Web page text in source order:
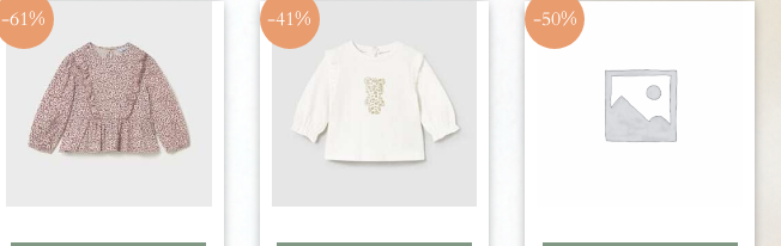
-61% -41% -50%